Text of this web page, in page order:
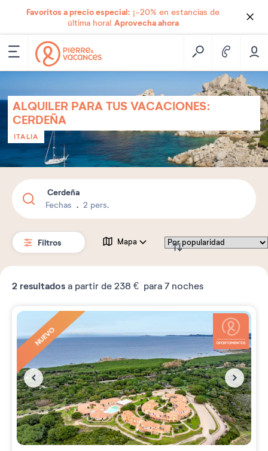
Favoritos a precio especial: ¡-20% en estancias de
última hora! Aprovecha ahora
ALQUILER PARA TUS VACACIONES:
CERDEÑA
ITALIA
Cerdeña
Fechas 2 pers.
Filtros Mapa
2 resultados a partir de 238 € para 7 noches
NUEVO